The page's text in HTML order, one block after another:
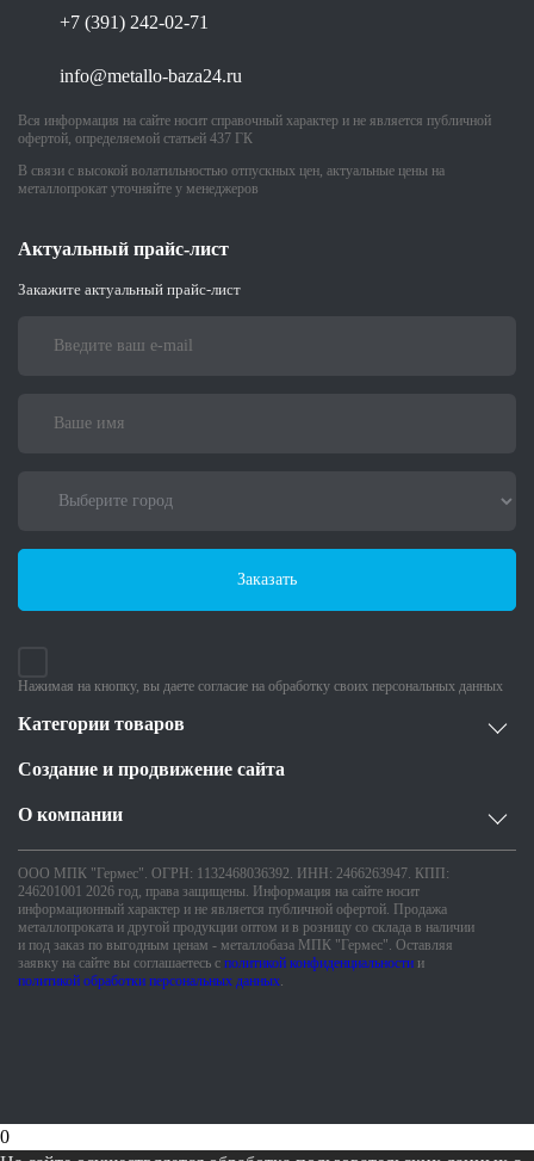
+7 (391) 242-02-71
info@metallo-baza24.ru
Вся информация на сайте носит справочный характер и не является публичной
офертой, определяемой статьей 437 ГК
В связи с высокой волатильностью отпускных цен, актуальные цены на
металлопрокат уточняйте у менеджеров
Актуальный прайс-лист
Закажите актуальный прайс-лист
Заказать
Нажимая на кнопку, вы даете согласие на обработку своих персональных данных
Категории товаров
Создание и продвижение сайта
О компании
ООО МПК "Гермес". ОГРН: 1132468036392. ИНН: 2466263947. КПП:
246201001 2026 год, права защищены. Информация на сайте носит
информационный характер и не является публичной офертой. Продажа
металлопроката и другой продукции оптом и в розницу со склада в наличии
и под заказ по выгодным ценам - металлобаза МПК "Гермес". Оставляя
заявку на сайте вы соглашаетесь с политикой конфиденциальности и
политикой обработки персональных данных.
0